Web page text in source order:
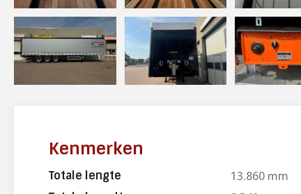
Kenmerken
Totale lengte 13.860 mm